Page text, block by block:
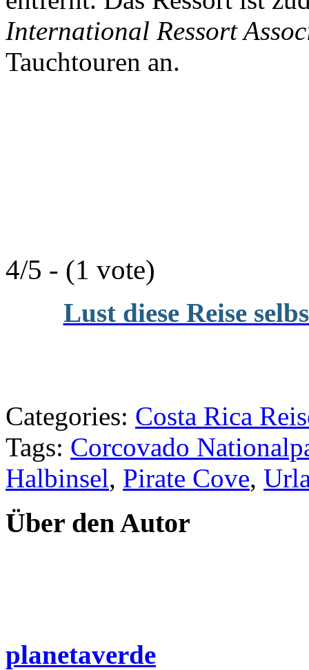
International Ressort
Tauchtouren an.
4/5 - (1 vote)
Lust diese Reise
Categories: Costa Rica
Tags: Corcovado
Halbinsel, Pirate Cove,
Über den Autor
planetaverde